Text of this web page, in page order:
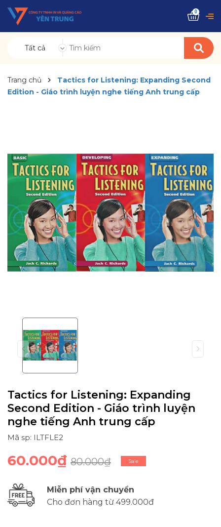
Tất cả
0
Trang chủ
Tactics for Listening: Expanding Second
Edition - Giáo trình luyện nghe tiếng Anh trung cấp
Tactics for Listening: Expanding
Second Edition - Giáo trình luyện
nghe tiếng Anh trung cấp
Mã sp: ILTFLE2
60.000₫ 80.000₫ Sale
Miễn phí vận chuyển
Cho đơn hàng từ 499.000đ